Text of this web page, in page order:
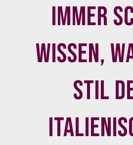
immer
wissen,
Stil